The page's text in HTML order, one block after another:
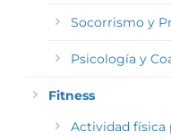
Socorrismo y
Psicología y
Fitness
Actividad física